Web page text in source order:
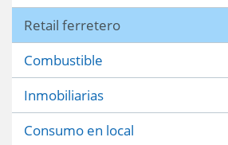
Retail ferretero
Combustible
Inmobiliarias
Consumo en local